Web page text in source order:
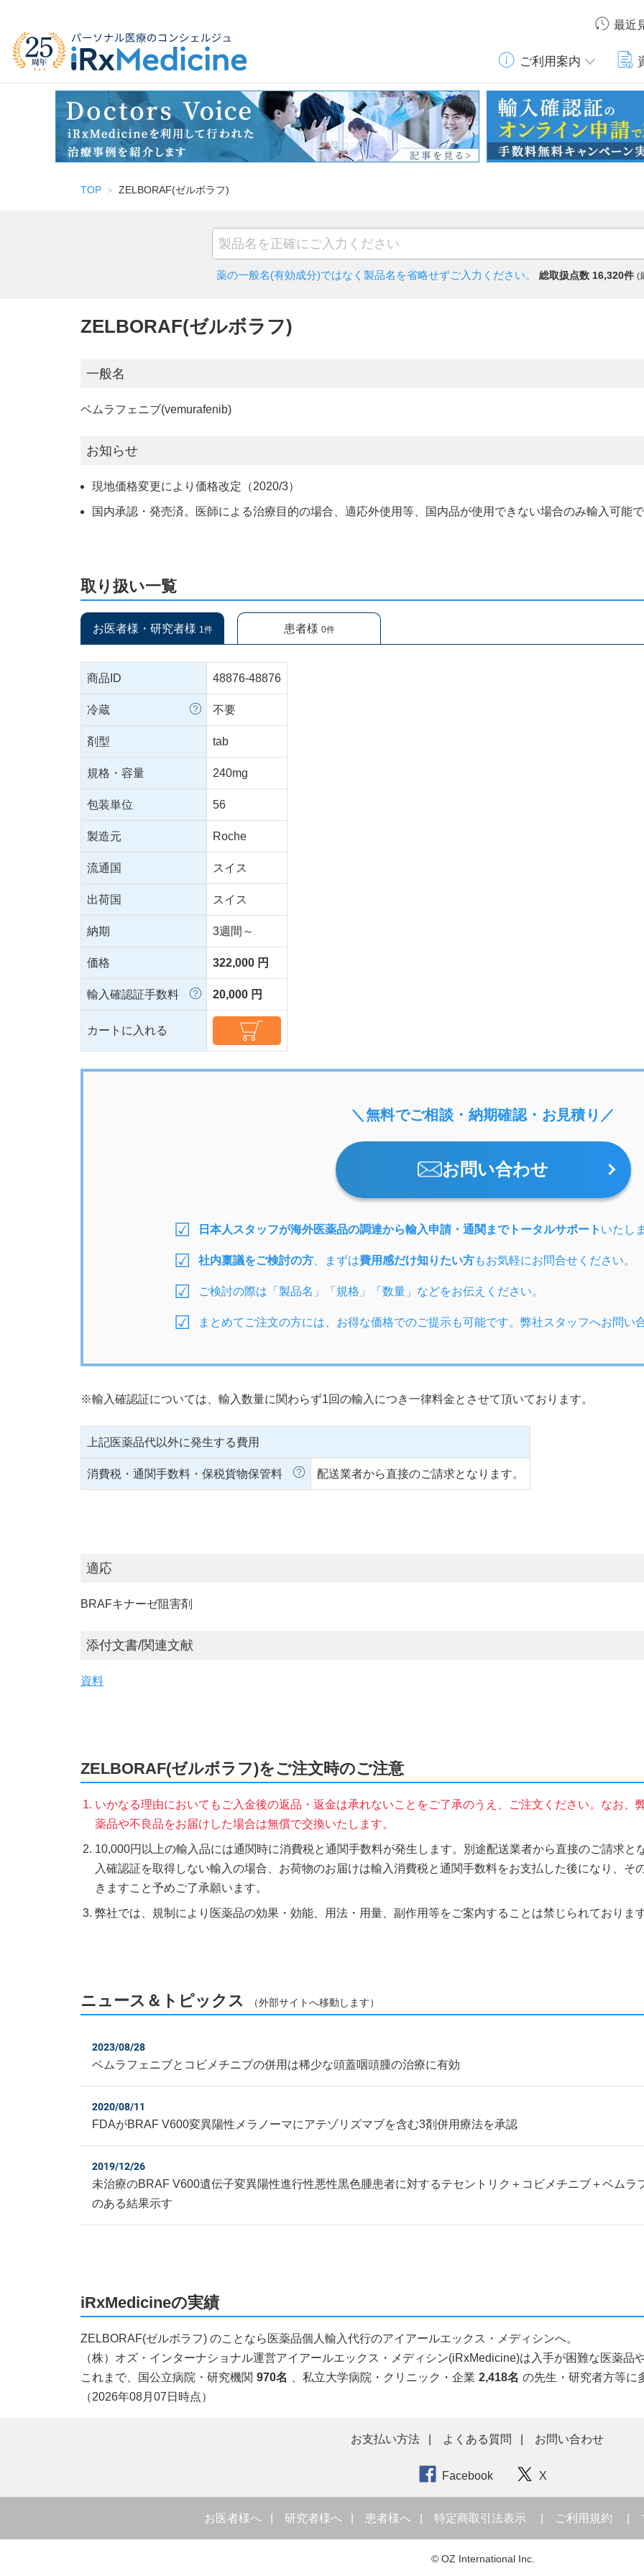
最近
ご利用案内
TOP ZELBORAF(ゼルボラフ)
薬の一般名(有効成分)ではなく 製品名を省略せずご入力ください。 総取扱点数 16,320件 (
ZELBORAF(ゼルボラフ)
一般名
ベムラフェニブ(vemurafenib)
お知らせ
現地価格変更により価格改定（2020/3）
国内承認・発売済。医師による治療目的の場合、適応外使用等、国内品が使用できない場合のみ輸入可能
取り扱い一覧
お医者様・研究者様 1件 患者様 0件
商品ID 48876-48876
冷蔵 不要
剤型 tab
規格・容量 240mg
包装単位 56
製造元 Roche
流通国 スイス
出荷国 スイス
納期 3週間～
価格 322,000 円
輸入確認証手数料 20,000 円
カートに入れる
＼無料でご相談・納期確認・お見積り／
お問い合わせ
日本人スタッフが海外医薬品の調達から輸入申請・通関までトータルサポート いたし
社内稟議をご検討の方 、まずは費用感だけ知りたい方もお気軽にお問合せください。
ご検討の際は「製品名」「規格」「数量」などをお伝えください。
まとめてご注文の方には、お得な価格でのご提示も可能です。弊社スタッフへお問い
※輸入確認証については、輸入数量に関わらず1回の輸入につき一律料金とさせて頂いております。
上記医薬品代以外に発生する費用
消費税・通関手数料・保税貨物保管料 配送業者から直接のご請求となります。
適応
BRAFキナーゼ阻害剤
添付文書/関連文献
資料
ZELBORAF(ゼルボラフ)をご注文時のご注意
いかなる理由においてもご入金後の返品・返金は承れないことをご了承のうえ、ご注文ください。なお、
薬品や不良品をお届けした場合は無償で交換いたします。
10,000円以上の輸入品には通関時に消費税と通関手数料が発生します。別途配送業者から直接のご請求
入確認証を取得しない輸入の場合、お荷物のお届けは輸入消費税と通関手数料をお支払した後になり、そ
きますこと予めご了承願います。
弊社では、規制により医薬品の効果・効能、用法・用量、副作用等をご案内することは禁じられておりま
ニュース＆トピックス （外部サイトへ移動します）
2023/08/28
ベムラフェニブとコビメチニブの併用は稀少な頭蓋咽頭腫の治療に有効
2020/08/11
FDAがBRAF V600変異陽性メラノーマにアテゾリズマブを含む3剤併用療法を承認
2019/12/26
未治療のBRAF V600遺伝子変異陽性進行性悪性黒色腫患者に対するテセントリク＋コビメチニブ＋ベム
のある結果示す
iRxMedicineの実績
ZELBORAF(ゼルボラフ) のことなら医薬品個人輸入代行のアイアールエックス・メディシンへ。
（株）オズ・インターナショナル運営アイアールエックス・メディシン(iRxMedicine)は入手が困難な医薬品
これまで、国公立病院・研究機関 970名 、私立大学病院・クリニック・企業 2,418名 の先生・研究者方等に
（2026年08月07日時点）
お支払い方法 よくある質問 お問い合わせ
Facebook X
お医者様へ 研究者様へ 患者様へ 特定商取引法表示 ご利用規約
© OZ International Inc.